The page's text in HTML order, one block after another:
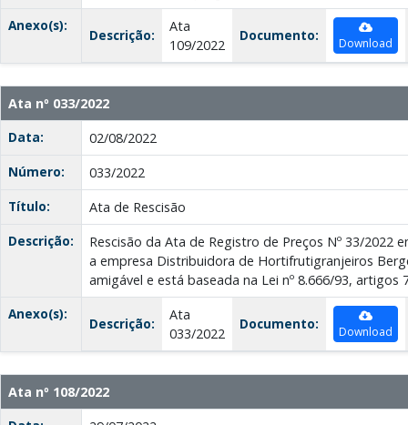
Anexo(s):
Descrição:
Ata
109/2022
Documento: Download
Ata nº 033/2022
Data:
02/08/2022
Número:
033/2022
Título:
Ata de Rescisão
Descrição:
Rescisão da Ata de Registro de Preços Nº 33/2022
a empresa Distribuidora de Hortifrutigranjeiros
amigável e está baseada na Lei nº 8.666/93, artigos
Anexo(s):
Descrição:
Ata
033/2022
Documento: Download
Ata nº 108/2022